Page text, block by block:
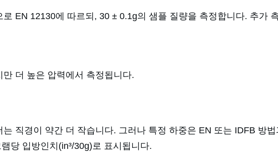
로 EN 12130에 따르되, 30 ± 0.1g의 샘플 질량을 측정합니다. 추가
더 높은 압력에서 측정됩니다.
직경이 약간 더 작습니다. 그러나 특정 하중은 EN 또는 IDFB 방
당 입방인치 (in³/30g)로 표시됩니다.